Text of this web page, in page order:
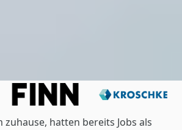
zuhause, hatten bereits Jobs als